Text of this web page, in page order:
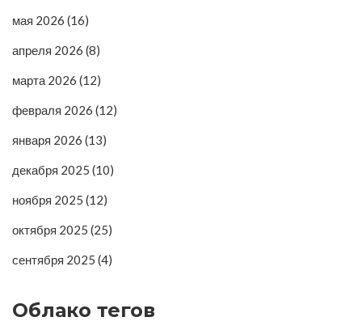
мая 2026 (16)
апреля 2026 (8)
марта 2026 (12)
февраля 2026 (12)
января 2026 (13)
декабря 2025 (10)
ноября 2025 (12)
октября 2025 (25)
сентября 2025 (4)
Облако тегов